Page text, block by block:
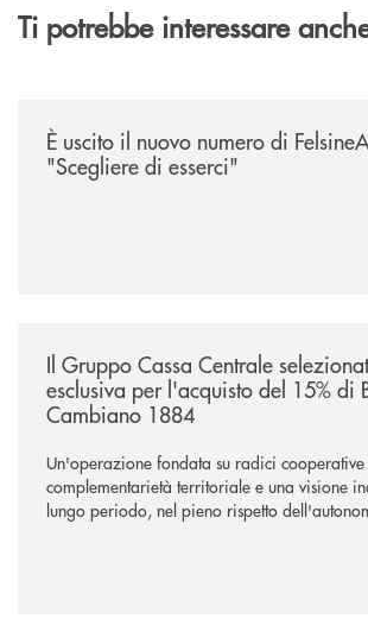
Ti potrebbe interessare
È uscito il nuovo numero di
"Scegliere di esserci"
Il Gruppo Cassa Centrale
esclusiva per l'acquisto del 15% di
Cambiano 1884
Un'operazione fondata su radici
complementarietà territoriale e una visione
lungo periodo, nel pieno rispetto
negoziazione esclusiva per la finalizzazione